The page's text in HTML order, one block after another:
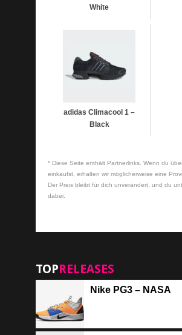
White
adidas Climacool 1 –
Black
* Diese Seite enthält Partnerlinks. Wenn du
einkaufst, erhalten wir möglicherweise eine
Der Preis bleibt für dich unverändert, und du
dabei.
TOPRELEASES
Nike PG3 – NASA